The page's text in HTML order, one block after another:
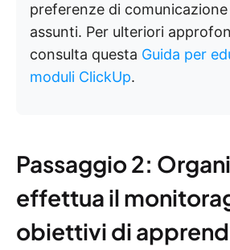
preferenze di
assunti. Per ulteriori
consulta questa Guida per
moduli ClickUp.
Passaggio 2:
effettua il
obiettivi di